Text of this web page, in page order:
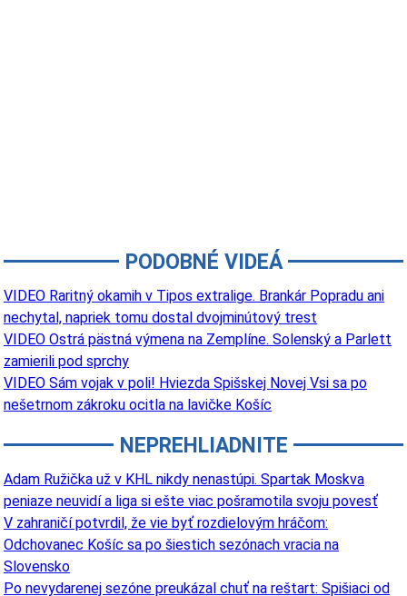
PODOBNÉ VIDEÁ
VIDEO Raritný okamih v Tipos extralige. Brankár Popradu ani
nechytal, napriek tomu dostal dvojminútový trest
VIDEO Ostrá pästná výmena na Zemplíne. Solenský a Parlett
zamierili pod sprchy
VIDEO Sám vojak v poli! Hviezda Spišskej Novej Vsi sa po
nešetrnom zákroku ocitla na lavičke Košíc
NEPREHLIADNITE
Adam Ružička už v KHL nikdy nenastúpi. Spartak Moskva
peniaze neuvidí a liga si ešte viac pošramotila svoju povesť
V zahraničí potvrdil, že vie byť rozdielovým hráčom:
Odchovanec Košíc sa po šiestich sezónach vracia na
Slovensko
Po nevydarenej sezóne preukázal chuť na reštart: Spišiaci od